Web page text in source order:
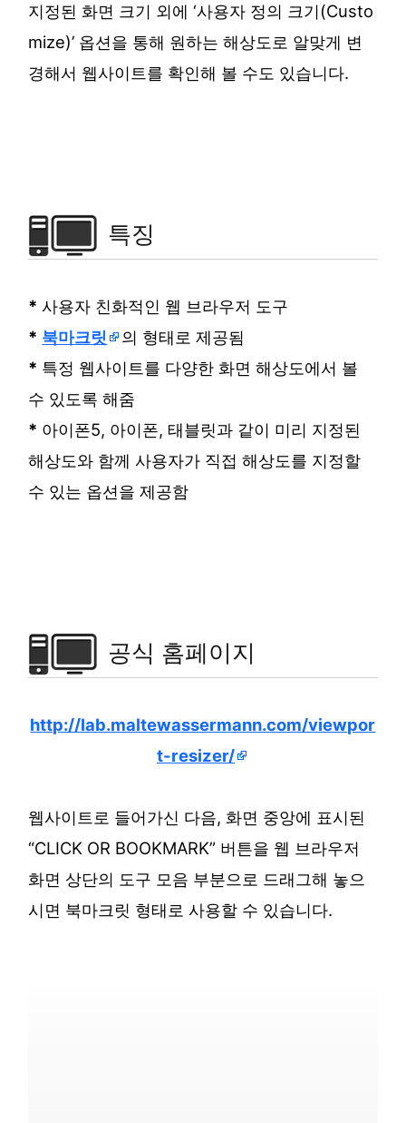
지정된 화면 크기 외에 ‘사용자 정의 크기(Custo
mize)’ 옵션을 통해 원하는 해상도로 알맞게 변
경해서 웹사이트를 확인해 볼 수도 있습니다.
특징
* 사용자 친화적인 웹 브라우저 도구
* 북마크릿
의 형태로 제공됨
* 특정 웹사이트를 다양한 화면 해상도에서 볼
수 있도록 해줌
* 아이폰5, 아이폰, 태블릿과 같이 미리 지정된
해상도와 함께 사용자가 직접 해상도를 지정할
수 있는 옵션을 제공함
공식 홈페이지
http://lab.maltewassermann.com/viewpor
t-resizer/
웹사이트로 들어가신 다음, 화면 중앙에 표시된
“CLICK OR BOOKMARK” 버튼을 웹 브라우저
화면 상단의 도구 모음 부분으로 드래그해 놓으
시면 북마크릿 형태로 사용할 수 있습니다.